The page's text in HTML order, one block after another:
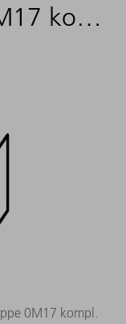
Lüfterbaugruppe 0M17 kompl.
0M17 kompl.